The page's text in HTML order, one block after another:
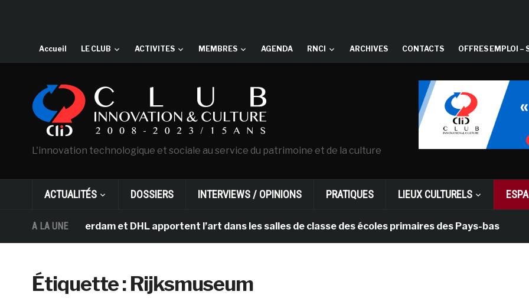
Accueil LE CLUB ACTIVITES MEMBRES AGENDA RNCI ARCHIVES CONTACTS OFFRES EMPLOI –
L'innovation technologique et sociale au service du patrimoine et de la culture
ACTUALITÉS DOSSIERS INTERVIEWS / OPINIONS PRATIQUES LIEUX CULTURELS
A LA UNE
d’Amsterdam et DHL apportent l’art dans les salles de classe des écoles primaires des Pays-bas il y a 1
Étiquette :Rijksmuseum